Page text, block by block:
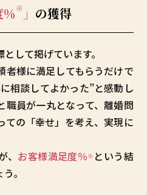
％※ 」 の獲得
して掲げています。
者様に満足してもらうだけで
相談してよかった”と感動し
職員が一丸となって、離婚問
ての「幸せ」を考え、実現に
お客様満足度％※ という結
。